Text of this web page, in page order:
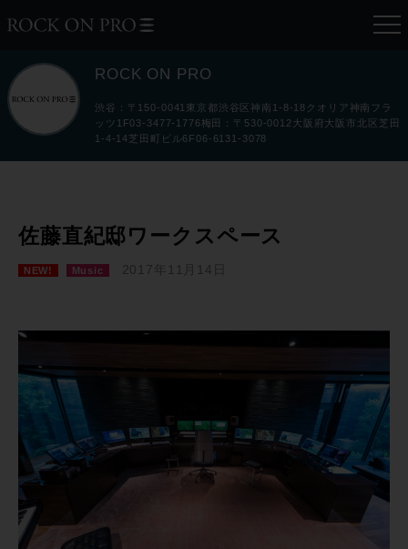
ROCK ON PRO
渋谷：〒150-0041東京都渋谷区神南1-8-18クオリア神南フラ
ッツ1F03-3477-1776梅田：〒530-0012大阪府大阪市北区芝田
1-4-14芝田町ビル6F06-6131-3078
佐藤直紀邸ワークスペース
NEW! Music 2017年11月14日